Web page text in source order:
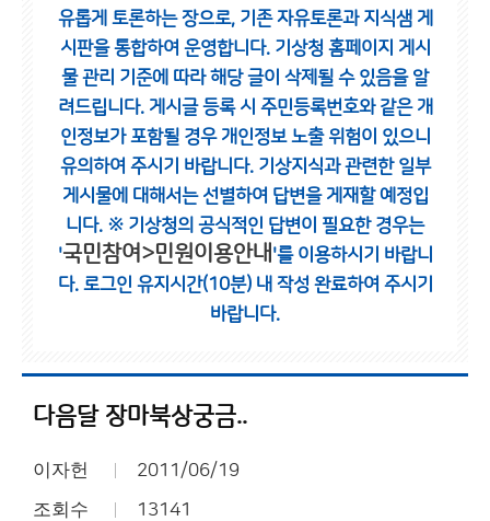
유롭게 토론하는 장으로, 기존 자유토론과 지식샘 게
시판을 통합하여 운영합니다. 기상청 홈페이지 게시
물 관리 기준에 따라 해당 글이 삭제될 수 있음을 알
려드립니다. 게시글 등록 시 주민등록번호와 같은 개
인정보가 포함될 경우 개인정보 노출 위험이 있으니
유의하여 주시기 바랍니다. 기상지식과 관련한 일부
게시물에 대해서는 선별하여 답변을 게재할 예정입
니다. ※ 기상청의 공식적인 답변이 필요한 경우는
'국민참여>민원이용안내 '를 이용하시기 바랍니
다. 로그인 유지시간(10분) 내 작성 완료하여 주시기
바랍니다.
다음달 장마북상궁금..
이자헌 2011/06/19
조회수 13141